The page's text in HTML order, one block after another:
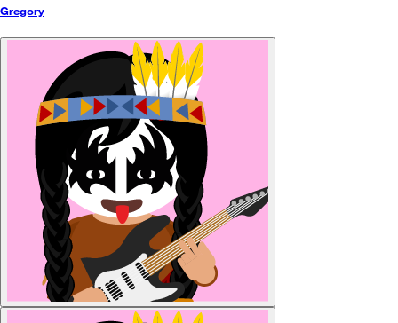
Gregory